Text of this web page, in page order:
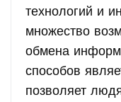
технологий и
множество
обмена
способов
позволяет